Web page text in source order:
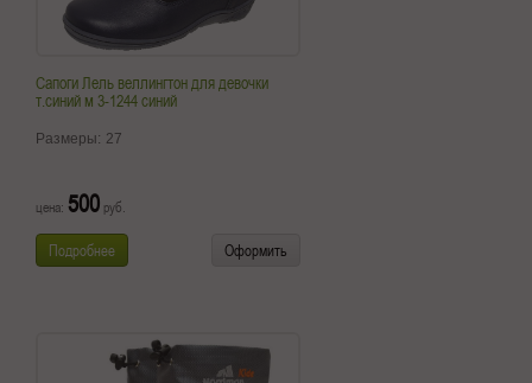
Сапоги Лель веллингтон для девочки
т.синий м 3-1244 синий
Размеры: 27
цена: 500 руб.
Подробнее Оформить